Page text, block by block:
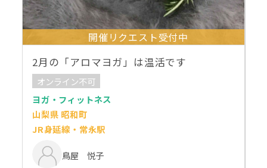
開催リクエスト受付中
2月の「アロマヨガ」は温活です
オンライン不可
ヨガ・フィットネス
山梨県 昭和町
JR身延線・常永駅
鳥屋 悦子